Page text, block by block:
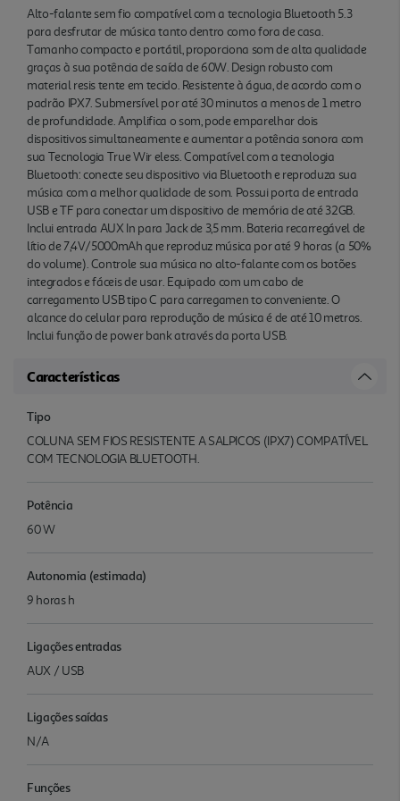
Alto-falante sem fio compatível com a tecnologia Bluetooth 5.3
para desfrutar de música tanto dentro como fora de casa.
Tamanho compacto e portátil, proporciona som de alta qualidade
graças à sua potência de saída de 60W. Design robusto com
material resis tente em tecido. Resistente à água, de acordo com o
padrão IPX7. Submersível por até 30 minutos a menos de 1 metro
de profundidade. Amplifica o som, pode emparelhar dois
dispositivos simultaneamente e aumentar a potência sonora com
sua Tecnologia True Wir eless. Compatível com a tecnologia
Bluetooth: conecte seu dispositivo via Bluetooth e reproduza sua
música com a melhor qualidade de som. Possui porta de entrada
USB e TF para conectar um dispositivo de memória de até 32GB.
Inclui entrada AUX In para Jack de 3,5 mm. Bateria recarregável de
lítio de 7,4V/5000mAh que reproduz música por até 9 horas (a 50%
do volume). Controle sua música no alto-falante com os botões
integrados e fáceis de usar. Equipado com um cabo de
carregamento USB tipo C para carregamen to conveniente. O
alcance do celular para reprodução de música é de até 10 metros.
Inclui função de power bank através da porta USB.
Características
Tipo
COLUNA SEM FIOS RESISTENTE A SALPICOS (IPX7) COMPATÍVEL
COM TECNOLOGIA BLUETOOTH.
Potência
60 W
Autonomia (estimada)
9 horas h
Ligações entradas
AUX / USB
Ligações saídas
N/A
Funções